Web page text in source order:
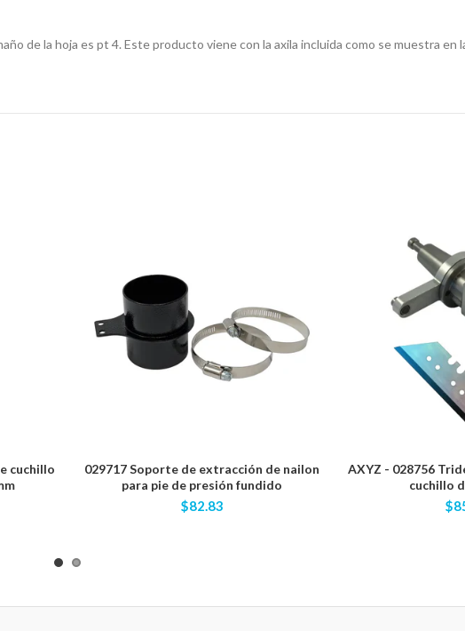
de la hoja es pt 4. Este producto viene con la axila incluida como se muestra en
cuchillo
029717 Soporte de extracción de nailon
para pie de presión fundido
$82.83
AXYZ - 028756
cuchillo